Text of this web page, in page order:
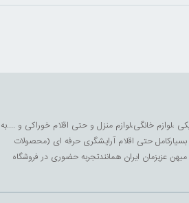
،لوازم خانگی،لوازم منزل و حتی اقلام خوراکی و ....به
حتی اقلام آرایشگری حرفه ای (محصولات
عزیزمان ایران همانندتجربه حضوری در فروشگاه